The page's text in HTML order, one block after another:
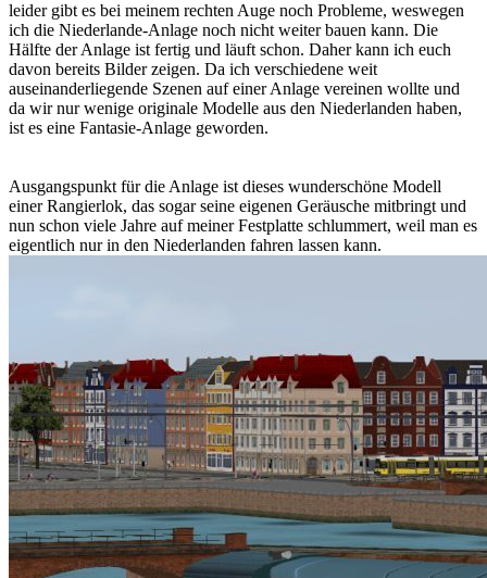
leider gibt es bei meinem rechten Auge noch Probleme, weswegen
ich die Niederlande-Anlage noch nicht weiter bauen kann. Die
Hälfte der Anlage ist fertig und läuft schon. Daher kann ich euch
davon bereits Bilder zeigen. Da ich verschiedene weit
auseinanderliegende Szenen auf einer Anlage vereinen wollte und
da wir nur wenige originale Modelle aus den Niederlanden haben,
ist es eine Fantasie-Anlage geworden.
Ausgangspunkt für die Anlage ist dieses wunderschöne Modell
einer Rangierlok, das sogar seine eigenen Geräusche mitbringt und
nun schon viele Jahre auf meiner Festplatte schlummert, weil man es
eigentlich nur in den Niederlanden fahren lassen kann.